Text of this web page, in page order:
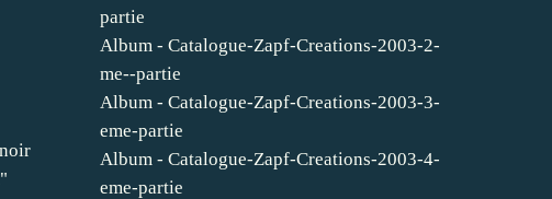
partie
Album - Catalogue-Zapf-Creations-2003-2-
me--partie
Album - Catalogue-Zapf-Creations-2003-3-
eme-partie
Album - Catalogue-Zapf-Creations-2003-4-
eme-partie